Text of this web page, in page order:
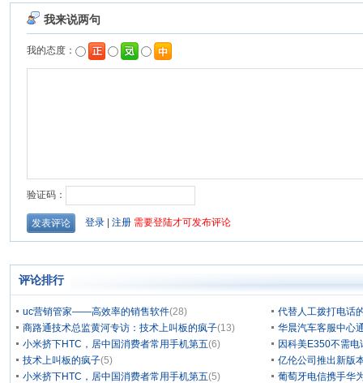
评论排行
uc营销管家——高效率的销售软件(28)
代替人工拨打电话
商路通技术总监黄河专访：技术上叫板的疯子(13)
华晨汽车客服中心
小米挤下HTC，居中国消费者常用手机第五(6)
因科美E350不需
技术上叫板的疯子(5)
亿伦公司推出新版
小米挤下HTC，居中国消费者常用手机第五(5)
葡萄牙电信携手华